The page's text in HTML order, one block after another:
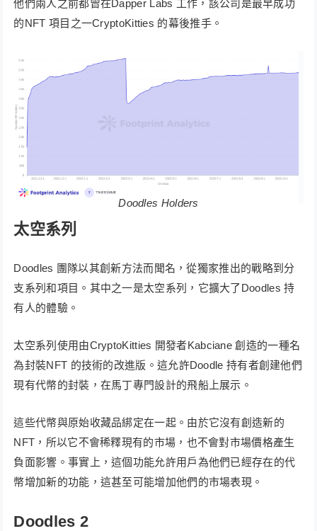
他們兩人之前都曾在Dapper Labs 工作，該公司是最早成功
的NFT 項目之一CryptoKitties 的幕後推手。
Doodles Holders
太空系列
Doodles 團隊以其創新方法而聞名，從獨家推出的戰略到分
支系列和項目。其中之一是太空系列，它擴大了Doodles 持
有人的體驗。
太空系列使用由CryptoKitties 開發者Kabciane 創造的一種名
為封裝NFT 的技術的改進版。這允許Doodle 持有者創建他們
現有代幣的封裝，在馬丁專門設計的飛船上展示。
這些代幣與原始收藏品綁定在一起。由於它沒有創造新的
NFT，所以它不會稀釋現有的市場，也不會對市場價格產生
負面影響。事實上，這個功能允許用戶為他們已經存在的代
幣增加新的功能，這甚至可能增加他們的市場表現。
Doodles 2